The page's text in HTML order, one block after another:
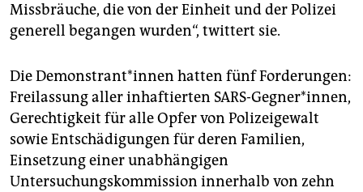
Missbräuche, die von der Einheit und der Polizei
generell begangen wurden“, twittert sie.
Die Demonstrant*innen hatten fünf Forderungen:
Freilassung aller inhaftierten SARS-Gegner*innen,
Gerechtigkeit für alle Opfer von Polizeigewalt
sowie Entschädigungen für deren Familien,
Einsetzung einer unabhängigen
Untersuchungskommission innerhalb von zehn